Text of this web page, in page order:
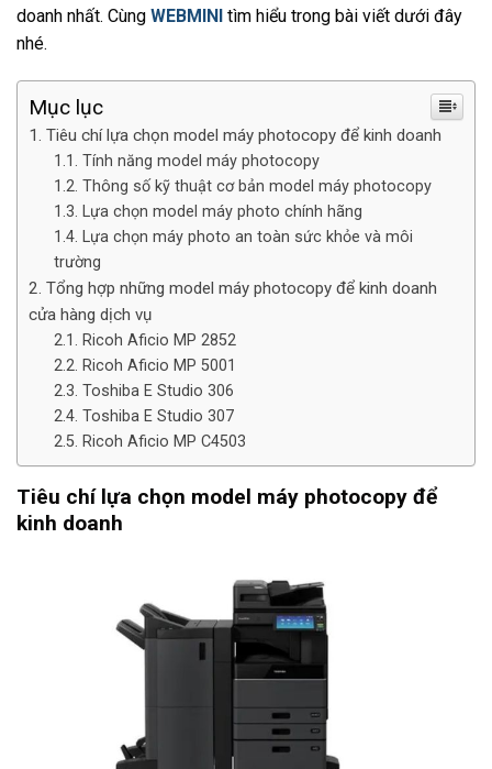
doanh nhất. Cùng WEBMINI tìm hiểu trong bài viết dưới đây
nhé.
Mục lục
Tiêu chí lựa chọn model máy photocopy để kinh doanh
Tính năng model máy photocopy
Thông số kỹ thuật cơ bản model máy photocopy
Lựa chọn model máy photo chính hãng
Lựa chọn máy photo an toàn sức khỏe và môi
trường
Tổng hợp những model máy photocopy để kinh doanh
cửa hàng dịch vụ
Ricoh Aficio MP 2852
Ricoh Aficio MP 5001
Toshiba E Studio 306
Toshiba E Studio 307
Ricoh Aficio MP C4503
Tiêu chí lựa chọn model máy photocopy để
kinh doanh